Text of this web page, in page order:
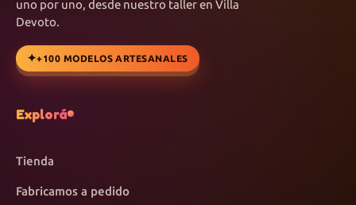
uno por uno, desde nuestro taller en Villa
Devoto.
+100 MODELOS ARTESANALES
Explorá
Tienda
Fabricamos a pedido